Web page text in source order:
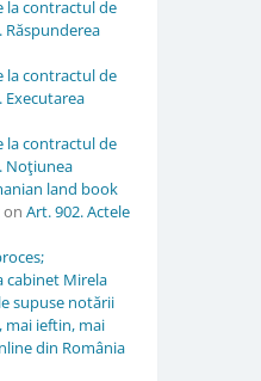
la contractul de
Răspunderea
la contractul de
Executarea
la contractul de
Noţiunea
land book
on Art. 902. Actele
cabinet Mirela
supuse notării
mai ieftin, mai
din România